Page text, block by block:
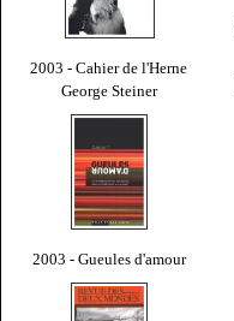
2003 - Cahier de l'Herne
George Steiner
2003 - Gueules d'amour